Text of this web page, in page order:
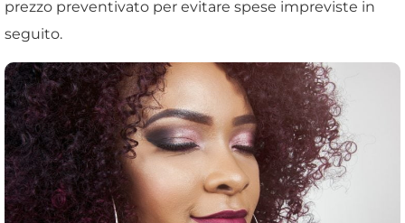
prezzo preventivato per evitare spese impreviste in
seguito.